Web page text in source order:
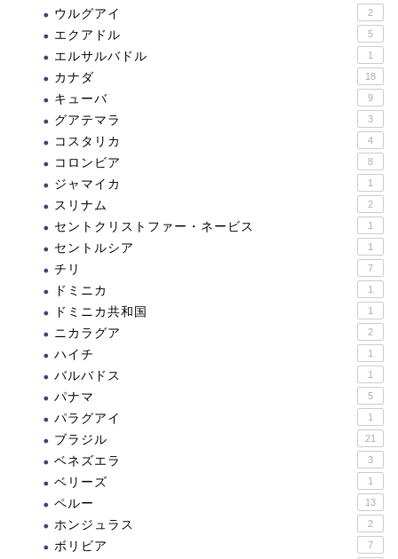
ウルグアイ 2
エクアドル 5
エルサルバドル 1
カナダ 18
キューバ 9
グアテマラ 3
コスタリカ 4
コロンビア 8
ジャマイカ 1
スリナム 2
セントクリストファー・ネービス 1
セントルシア 1
チリ 7
ドミニカ 1
ドミニカ共和国 1
ニカラグア 2
ハイチ 1
バルバドス 1
パナマ 5
パラグアイ 1
ブラジル 21
ベネズエラ 3
ベリーズ 1
ペルー 13
ホンジュラス 2
ボリビア 7